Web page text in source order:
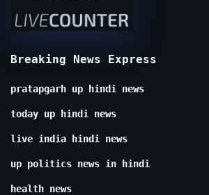
Breaking News Express
pratapgarh up hindi news
today up hindi news
live india hindi news
up politics news in hindi
health news